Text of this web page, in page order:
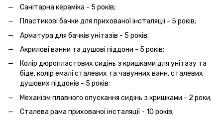
Санітарна кераміка - 5 років;
Пластикові бачки для прихованої інсталяції - 5 років;
Арматура для бачків унітазів - 5 років;
Акрилові ванни та душові піддони - 5 років;
Колір дюропластових сидінь з кришками для унітазу та
біде, колір емалі сталевих та чавунних ванн, сталевих
душових піддонів - 5 років;
Механізм плавного опускання сидінь з кришками - 2 роки;
Сталева рама прихованої інсталяції - 10 років;